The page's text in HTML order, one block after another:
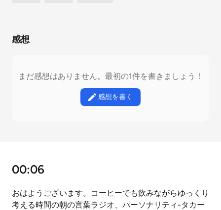
感想
まだ感想はありません。最初の1件を書きましょう！
感想を書く
00:06
おはようございます。コーヒーでも飲みながらゆっくり
考える時間の朝の言葉ラジオ、パーソナリティ-タカー